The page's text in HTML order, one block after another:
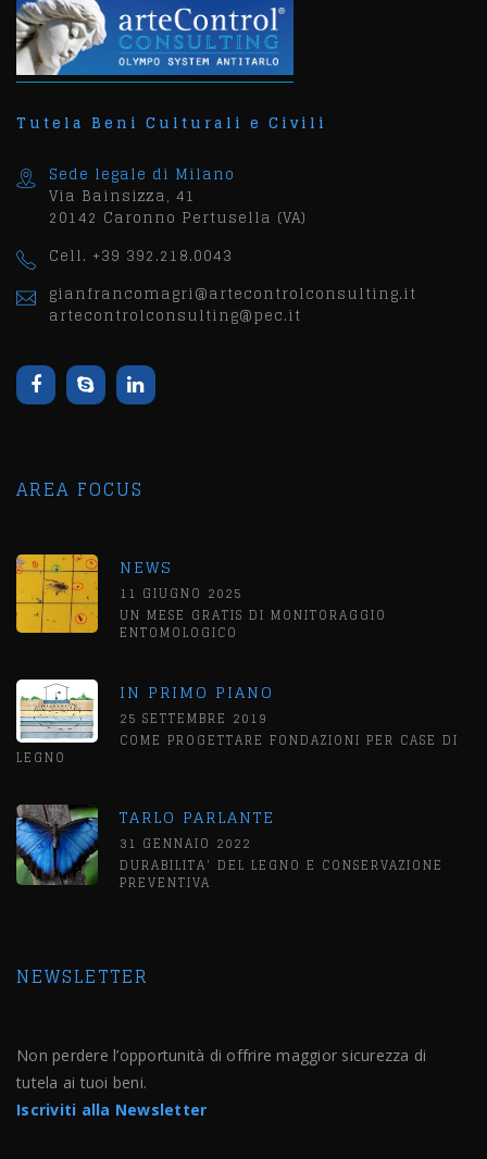
Tutela Beni Culturali e Civili
Sede legale di Milano
Via Bainsizza, 41
20142 Caronno Pertusella (VA)
Cell. +39 392.218.0043
gianfrancomagri@artecontrolconsulting.it
artecontrolconsulting@pec.it
AREA FOCUS
NEWS
11 GIUGNO 2025
UN MESE GRATIS DI MONITORAGGIO
ENTOMOLOGICO
IN PRIMO PIANO
25 SETTEMBRE 2019
COME PROGETTARE FONDAZIONI PER CASE DI
LEGNO
TARLO PARLANTE
31 GENNAIO 2022
DURABILITA' DEL LEGNO E CONSERVAZIONE
PREVENTIVA
NEWSLETTER
Non perdere l’opportunità di offrire maggior sicurezza di
tutela ai tuoi beni.
Iscriviti alla Newsletter